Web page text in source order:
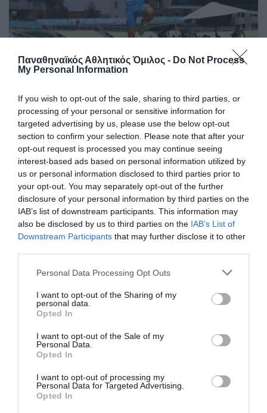
Παναθηναϊκός Αθλητικός Όμιλος - Do Not Process
My Personal Information
If you wish to opt-out of the sale, sharing to third parties, or
processing of your personal or sensitive information for
targeted advertising by us, please use the below opt-out
section to confirm your selection. Please note that after your
opt-out request is processed you may continue seeing
interest-based ads based on personal information utilized by
us or personal information disclosed to third parties prior to
your opt-out. You may separately opt-out of the further
disclosure of your personal information by third parties on the
IAB’s list of downstream participants. This information may
also be disclosed by us to third parties on the IAB’s List of
Downstream Participants that may further disclose it to other
Please note that this website/app uses one or more Google
not limited to your visit or usage behaviour. You may click to
grant or deny consent to Google and its third-party tags to
use your data for below specified purposes in below Google
consent section.
Personal Data Processing Opt Outs
I want to opt-out of the Sharing of my
personal data.
Opted In
I want to opt-out of the Sale of my
Personal Data.
Opted In
I want to opt-out of processing my
Personal Data for Targeted Advertising.
Opted In
Ο Αρσένης Κουλούρης συμμετείχε στον τελικό του μήκος
στο Παγκόσμιο πρωτάθλημα Κ20 στο Όρεγκον
καταλαμβάνοντας την ένατη θέση.
09.08.2026 ΣΤΙΒΟΣ
Δύο στα δύο με «πράσινη»
σύμβολη
Η Εθνική ομάδα μπάσκετ Κορασίδων έκανε το δύο στα δύο
στο EuroBasket Β' κατηγορίας έχοντας τη Μαριάνθη